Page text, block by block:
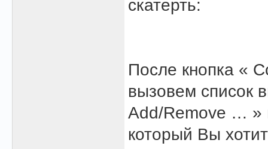
скатерть:
После кнопка «
вызовем список
Add/Remove … »
который Вы